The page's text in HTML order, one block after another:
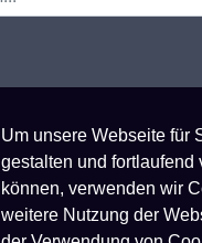
Um unsere Webseite für
gestalten und fortlaufend
können, verwenden wir
weitere Nutzung der